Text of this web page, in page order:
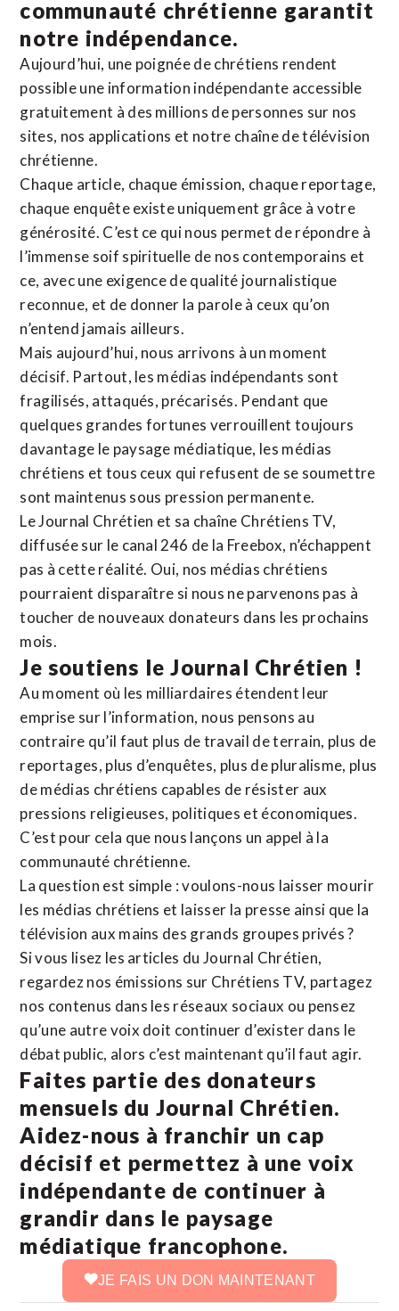
communauté chrétienne garantit
notre indépendance.
Aujourd’hui, une poignée de chrétiens rendent
possible une information indépendante accessible
gratuitement à des millions de personnes sur nos
sites, nos applications et notre chaîne de télévision
chrétienne.
Chaque article, chaque émission, chaque reportage,
chaque enquête existe uniquement grâce à votre
générosité. C’est ce qui nous permet de répondre à
l’immense soif spirituelle de nos contemporains et
ce, avec une exigence de qualité journalistique
reconnue, et de donner la parole à ceux qu’on
n’entend jamais ailleurs.
Mais aujourd’hui, nous arrivons à un moment
décisif. Partout, les médias indépendants sont
fragilisés, attaqués, précarisés. Pendant que
quelques grandes fortunes verrouillent toujours
davantage le paysage médiatique, les médias
chrétiens et tous ceux qui refusent de se soumettre
sont maintenus sous pression permanente.
Le Journal Chrétien et sa chaîne Chrétiens TV,
diffusée sur le canal 246 de la Freebox, n’échappent
pas à cette réalité. Oui, nos médias chrétiens
pourraient disparaître si nous ne parvenons pas à
toucher de nouveaux donateurs dans les prochains
mois.
Je soutiens le Journal Chrétien !
Au moment où les milliardaires étendent leur
emprise sur l’information, nous pensons au
contraire qu’il faut plus de travail de terrain, plus de
reportages, plus d’enquêtes, plus de pluralisme, plus
de médias chrétiens capables de résister aux
pressions religieuses, politiques et économiques.
C’est pour cela que nous lançons un appel à la
communauté chrétienne.
La question est simple : voulons-nous laisser mourir
les médias chrétiens et laisser la presse ainsi que la
télévision aux mains des grands groupes privés ?
Si vous lisez les articles du Journal Chrétien,
regardez nos émissions sur Chrétiens TV, partagez
nos contenus dans les réseaux sociaux ou pensez
qu’une autre voix doit continuer d’exister dans le
débat public, alors c’est maintenant qu’il faut agir.
Faites partie des donateurs
mensuels du Journal Chrétien.
Aidez-nous à franchir un cap
décisif et permettez à une voix
indépendante de continuer à
grandir dans le paysage
médiatique francophone.
JE FAIS UN DON MAINTENANT